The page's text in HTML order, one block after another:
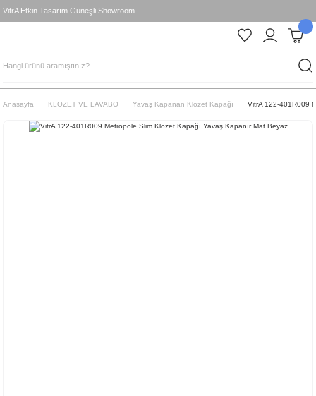
VitrA Etkin Tasarım Güneşli Showroom
Anasayfa KLOZET VE LAVABO Yavaş Kapanan Klozet Kapağı VitrA 122-401R009